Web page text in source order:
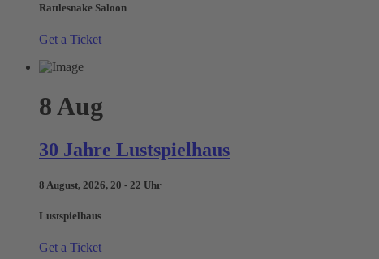
Rattlesnake Saloon
Get a Ticket
8 Aug
30 Jahre Lustspielhaus
8 August, 2026, 20 - 22 Uhr
Lustspielhaus
Get a Ticket